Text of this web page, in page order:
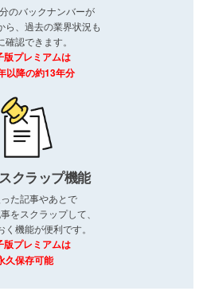
のバックナンバーが
ら、過去の業界状況も
確認できます。
版プレミアムは
以降の約13年分
クラップ機能
た記事やあとで
をスクラップして、
く機能が便利です。
版プレミアムは
久保存可能